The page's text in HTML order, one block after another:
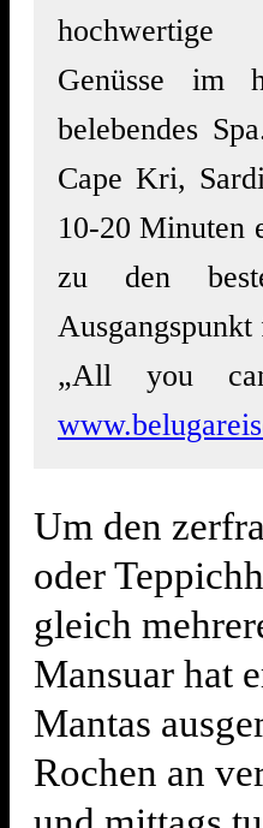
hochwertige
Genüsse im
belebendes
Cape Kri,
10-20 Minuten
zu den
„All you
Um den
oder
gleich
Mansuar hat
Mantas
Rochen an